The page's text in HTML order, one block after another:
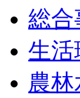
総合
生活
農